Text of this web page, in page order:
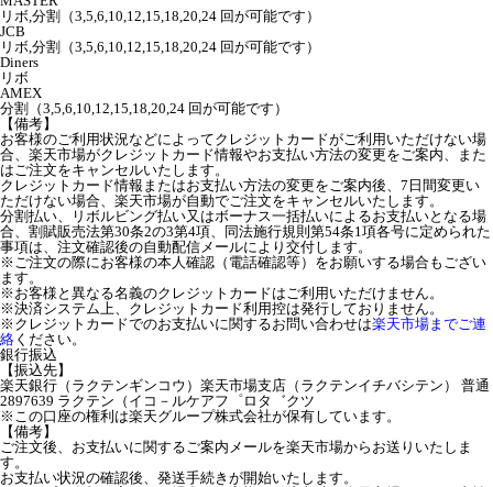
リボ,分割（3,5,6,10,12,15,18,20,24 回が可能です）
JCB
リボ,分割（3,5,6,10,12,15,18,20,24 回が可能です）
Diners
リボ
AMEX
分割（3,5,6,10,12,15,18,20,24 回が可能です）
【備考】
お客様のご利用状況などによってクレジットカードがご利用いただけない場
合、楽天市場がクレジットカード情報やお支払い方法の変更をご案内、また
はご注文をキャンセルいたします。
クレジットカード情報またはお支払い方法の変更をご案内後、7日間変更い
ただけない場合、楽天市場が自動でご注文をキャンセルいたします。
分割払い、リボルビング払い又はボーナス一括払いによるお支払いとなる場
合、割賦販売法第30条2の3第4項、同法施行規則第54条1項各号に定められた
事項は、注文確認後の自動配信メールにより交付します。
※ご注文の際にお客様の本人確認（電話確認等）をお願いする場合もござい
ます。
※お客様と異なる名義のクレジットカードはご利用いただけません。
※決済システム上、クレジットカード利用控は発行しておりません。
※クレジットカードでのお支払いに関するお問い合わせは楽天市場までご連
絡 ください。
銀行振込
【振込先】
楽天銀行（ラクテンギンコウ）楽天市場支店（ラクテンイチバシテン） 普通
2897639 ラクテン（イコ－ルケアフ゜ロタ゛クツ
※この口座の権利は楽天グループ株式会社が保有しています。
【備考】
ご注文後、お支払いに関するご案内メールを楽天市場からお送りいたしま
す。
お支払い状況の確認後、発送手続きが開始いたします。